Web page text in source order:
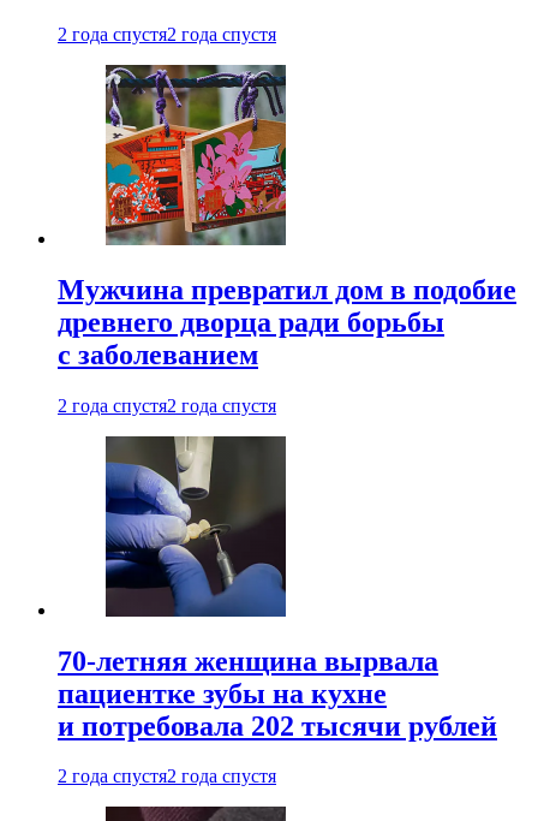
2 года спустя2 года спустя
Мужчина превратил дом в подобие
древнего дворца ради борьбы
с заболеванием
2 года спустя2 года спустя
70-летняя женщина вырвала
пациентке зубы на кухне
и потребовала 202 тысячи рублей
2 года спустя2 года спустя